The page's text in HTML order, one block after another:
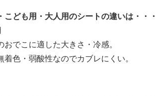
こども用・大人用のシートの違いは・・・
おでこに適した大きさ・冷感。
着色・弱酸性なのでカブレにくい。